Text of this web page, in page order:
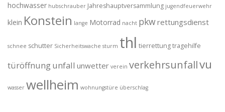
hochwasser hubschrauber Jahreshauptversammlung jugendfeuerwehr
klein Konstein lange Motorrad nacht pkwrettungsdienst
schnee schutter Sicherheitswache sturm thl tierrettungtragehilfe
türöffnungunfall unwetter verein verkehrsunfallvu
wasser wellheim wohnungstüre überschlag